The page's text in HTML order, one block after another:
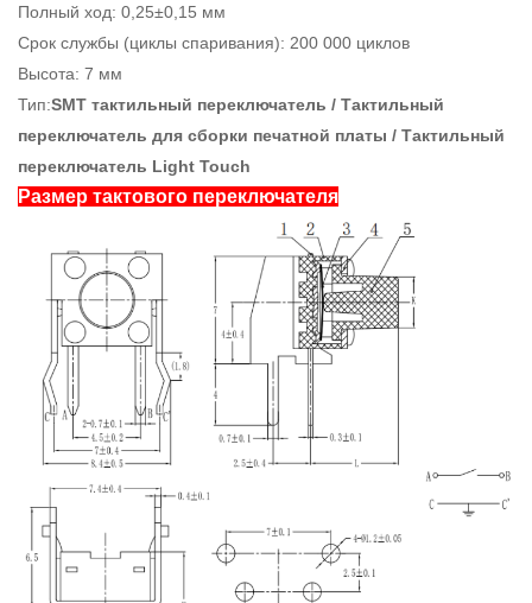
Полный ход: 0,25±0,15 мм
Срок службы (циклы спаривания): 200 000 циклов
Высота: 7 мм
Тип:SMT тактильный переключатель / Тактильный
переключатель для сборки печатной платы / Тактильный
переключатель Light Touch
Размер тактового переключателя